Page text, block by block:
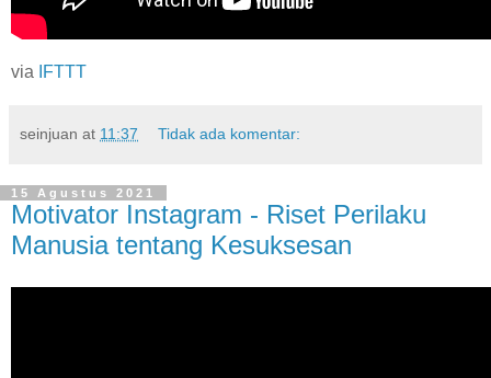
via IFTTT
seinjuan at 11:37 Tidak ada komentar:
15 Agustus 2021
Motivator Instagram - Riset Perilaku
Manusia tentang Kesuksesan